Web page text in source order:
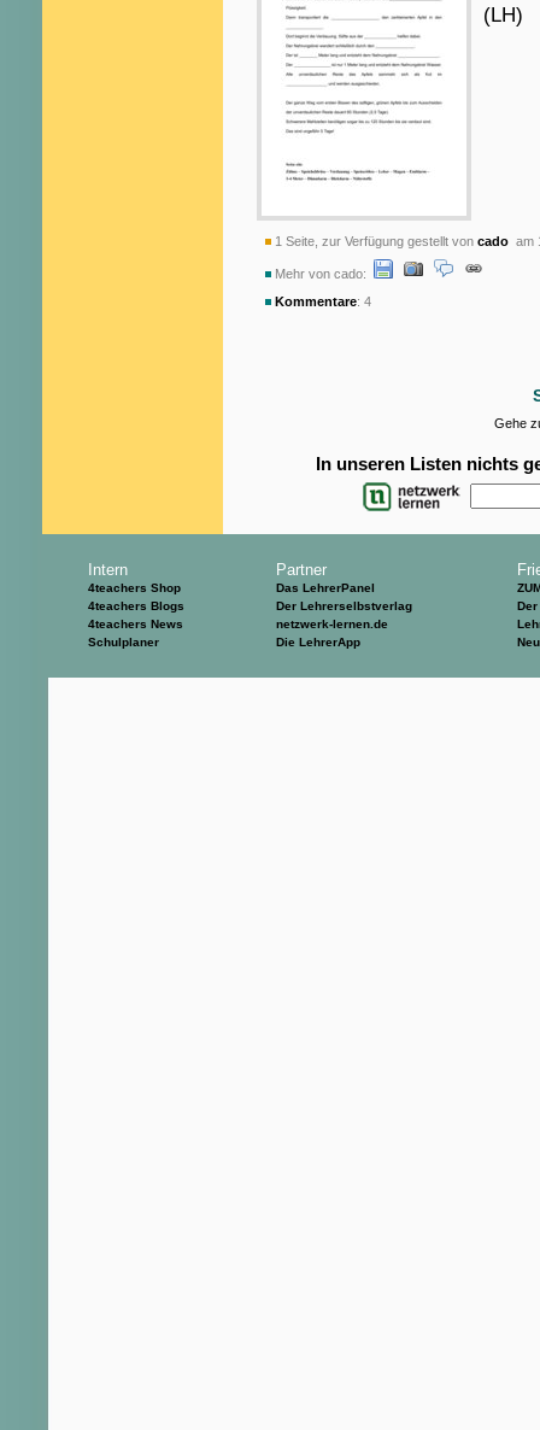
(LH)
1 Seite, zur Verfügung gestellt von cado am
Mehr von cado:
Kommentare: 4
Gehe
In unseren Listen nichts
Intern
4teachers Shop
4teachers Blogs
4teachers News
Schulplaner
Partner
Das LehrerPanel
Der Lehrerselbstverlag
netzwerk-lernen.de
Die LehrerApp